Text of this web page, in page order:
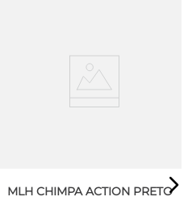
MLH CHIMPA ACTION PRETO